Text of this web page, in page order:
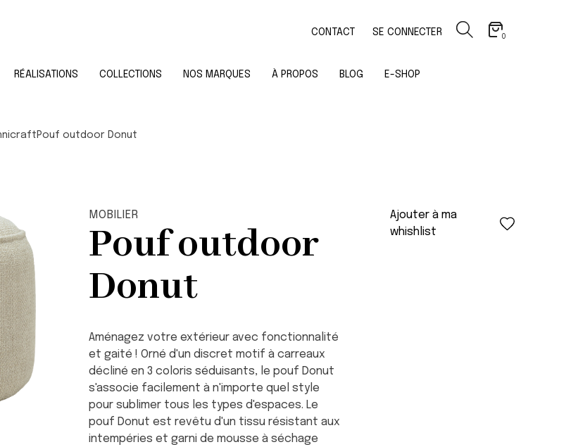
CONTACT SE CONNECTER 0
RÉALISATIONS COLLECTIONS NOS MARQUES À PROPOS BLOG E-SHOP
Pouf outdoor Donut
MOBILIER
Pouf outdoor
Donut
Ajouter à ma
whishlist
Aménagez votre extérieur avec fonctionnalité
et gaité ! Orné d'un discret motif à carreaux
décliné en 3 coloris séduisants, le pouf Donut
s'associe facilement à n'importe quel style
pour sublimer tous les types d'espaces. Le
pouf Donut est revêtu d'un tissu résistant aux
intempéries et garni de mousse à séchage